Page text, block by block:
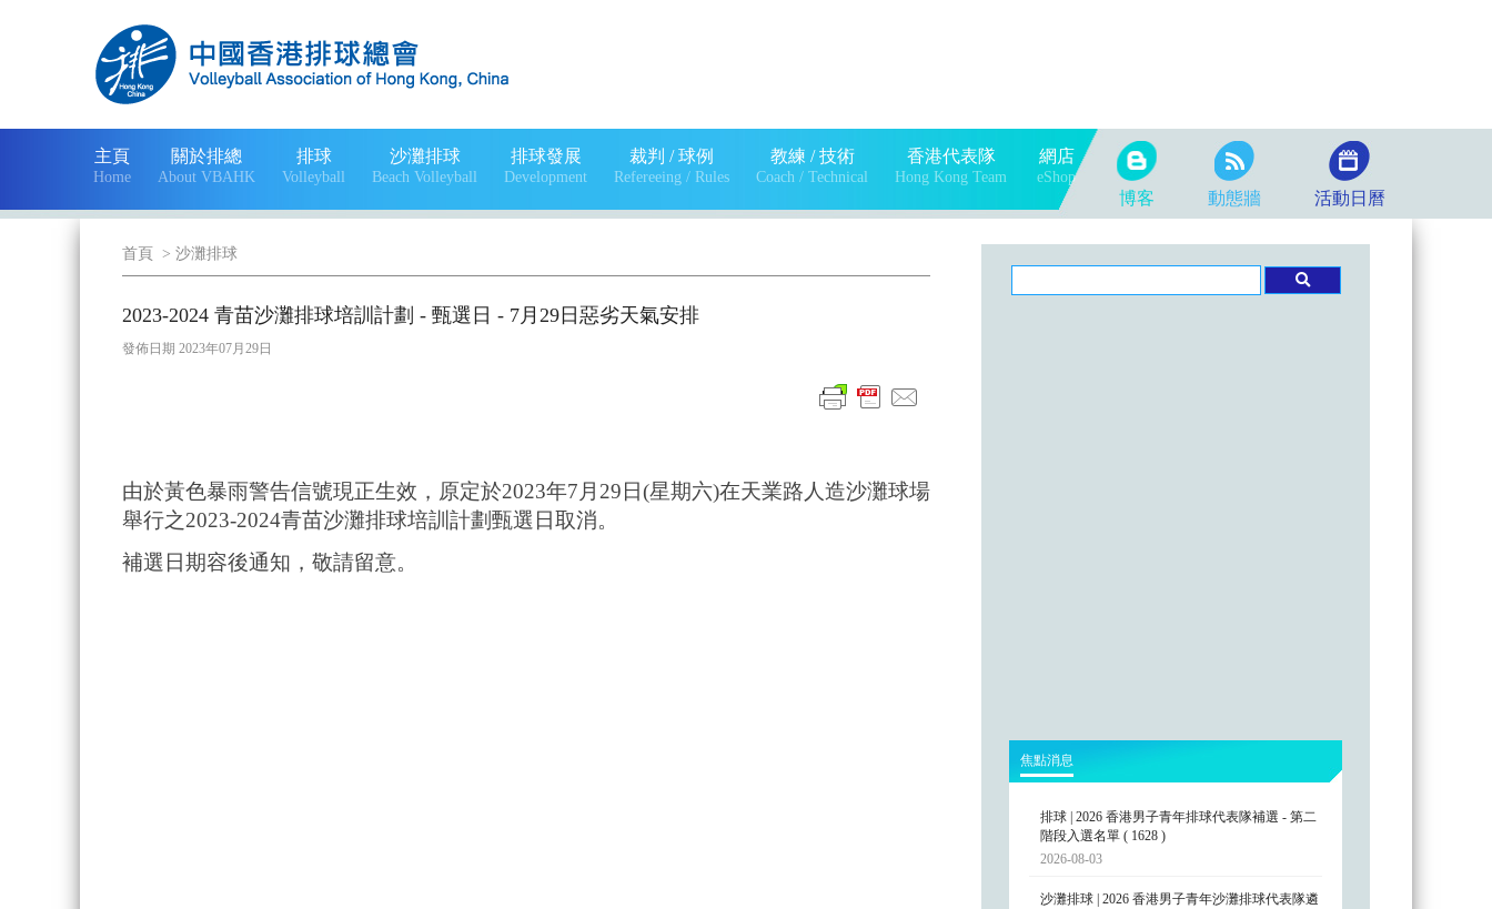
主頁
Home
關於排總
About VBAHK
排球
Volleyball
沙灘排球
Beach Volleyball
排球發展
Development
裁判 / 球例
Refereeing / Rules
教練 / 技術
Coach / Technical
香港代表隊
Hong Kong Team
網店
eShop
博客 動態牆 活動日曆
首頁 > 沙灘排球
2023-2024 青苗沙灘排球培訓計劃 - 甄選日 - 7月29日惡劣天氣安排
發佈日期 2023年07月29日
由於黃色暴雨警告信號現正生效，原定於2023年7月29日(星期六)在天業路人造沙灘球場
舉行之2023-2024青苗沙灘排球培訓計劃甄選日取消。
補選日期容後通知，敬請留意。
焦點消息
排球 | 2026 香港男子青年排球代表隊補選 - 第二
階段入選名單 ( 1628 )
2026-08-03
沙灘排球 | 2026 香港男子青年沙灘排球代表隊遴